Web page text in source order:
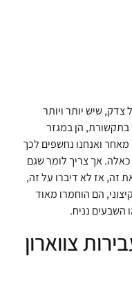
שיש יותר ויותר
בתקשורת, הן במגזר
מאחר ואנחנו נחשפים לכך
כאלה. אך צריך לומר שגם
זה, אז לא דיברו על זה,
הם הוחמרו מאוד
השבעים נניח.
צווארון